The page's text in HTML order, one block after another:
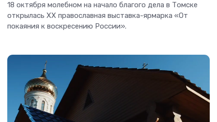
18 октября молебном на начало благого дела в Томске
открылась XХ православная выставка-ярмарка «От
покаяния к воскресению России».